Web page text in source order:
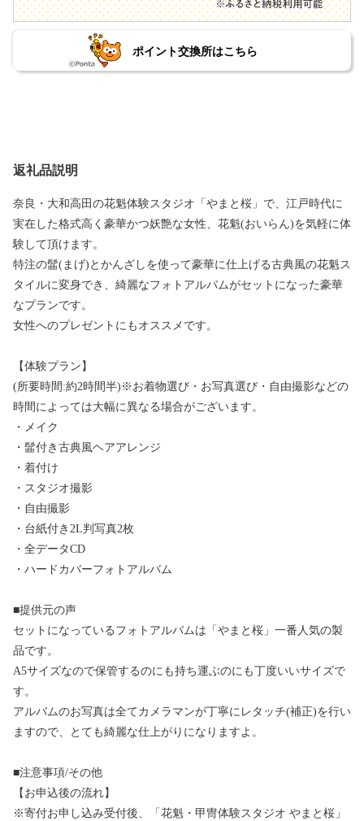
ポイント交換所はこちら
返礼品説明
奈良・大和高田の花魁体験スタジオ「やまと桜」で、江戸時代に
実在した格式高く豪華かつ妖艶な女性、花魁(おいらん)を気軽に体
験して頂けます。
特注の髷(まげ)とかんざしを使って豪華に仕上げる古典風の花魁ス
タイルに変身でき、綺麗なフォトアルバムがセットになった豪華
なプランです。
女性へのプレゼントにもオススメです。
【体験プラン】
(所要時間:約2時間半)※お着物選び・お写真選び・自由撮影などの
時間によっては大幅に異なる場合がございます。
・メイク
・髷付き古典風ヘアアレンジ
・着付け
・スタジオ撮影
・自由撮影
・台紙付き2L判写真2枚
・全データCD
・ハードカバーフォトアルバム
■提供元の声
セットになっているフォトアルバムは「やまと桜」一番人気の製
品です。
A5サイズなので保管するのにも持ち運ぶのにも丁度いいサイズで
す。
アルバムのお写真は全てカメラマンが丁寧にレタッチ(補正)を行い
ますので、とても綺麗な仕上がりになりますよ。
■注意事項/その他
【お申込後の流れ】
※寄付お申し込み受付後、「花魁・甲冑体験スタジオ やまと桜」